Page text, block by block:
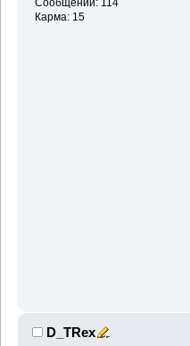
Карма: 15
D_TRex